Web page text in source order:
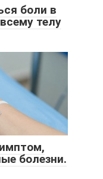
боли в
телу
болезни.